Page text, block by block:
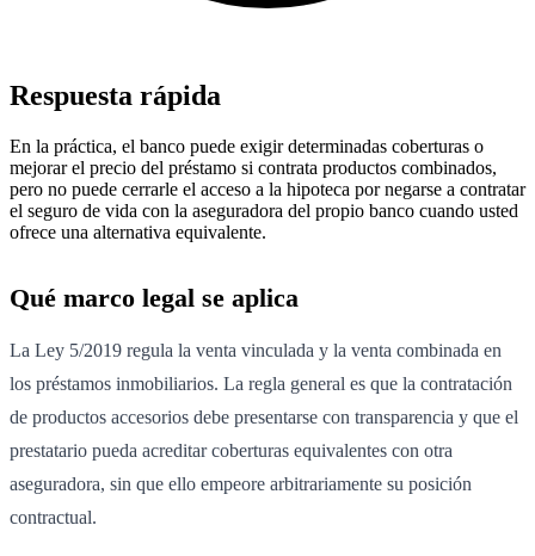
Respuesta rápida
En la práctica, el banco puede exigir determinadas coberturas o
mejorar el precio del préstamo si contrata productos combinados,
pero no puede cerrarle el acceso a la hipoteca por negarse a contratar
el seguro de vida con la aseguradora del propio banco cuando usted
ofrece una alternativa equivalente.
Qué marco legal se aplica
La Ley 5/2019 regula la venta vinculada y la venta combinada en
los préstamos inmobiliarios. La regla general es que la contratación
de productos accesorios debe presentarse con transparencia y que el
prestatario pueda acreditar coberturas equivalentes con otra
aseguradora, sin que ello empeore arbitrariamente su posición
contractual.